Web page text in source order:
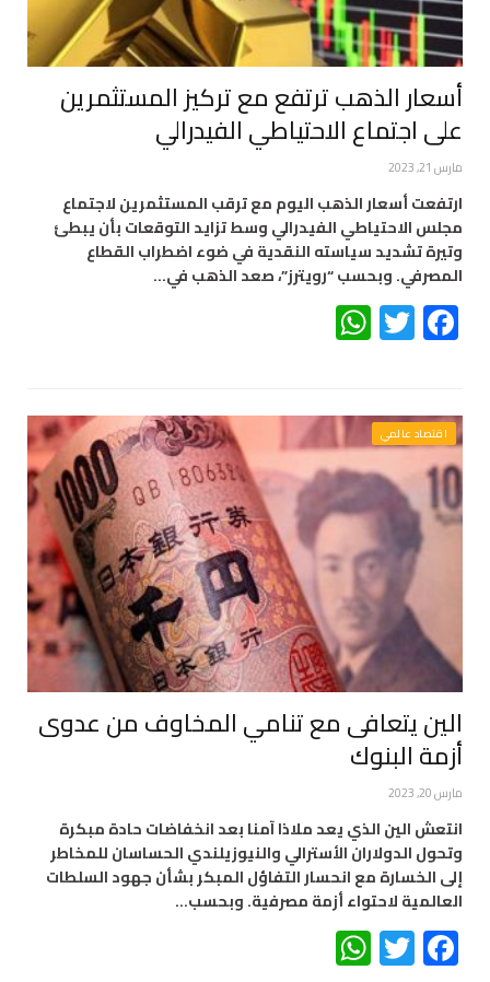
أسعار الذهب ترتفع مع تركيز المستثمرين
على اجتماع الاحتياطي الفيدرالي
مارس 21, 2023
ارتفعت أسعار الذهب اليوم مع ترقب المستثمرين لاجتماع
مجلس الاحتياطي الفيدرالي وسط تزايد التوقعات بأن يبطئ
وتيرة تشديد سياسته النقدية في ضوء اضطراب القطاع
المصرفي. وبحسب “رويترز”، صعد الذهب في…
Facebook
Twitter
اقتصاد عالمي
الين يتعافى مع تنامي المخاوف من عدوى
أزمة البنوك
مارس 20, 2023
انتعش الين الذي يعد ملاذا آمنا بعد انخفاضات حادة مبكرة
وتحول الدولاران الأسترالي والنيوزيلندي الحساسان للمخاطر
إلى الخسارة مع انحسار التفاؤل المبكر بشأن جهود السلطات
العالمية لاحتواء أزمة مصرفية. وبحسب…
Facebook
Twitter